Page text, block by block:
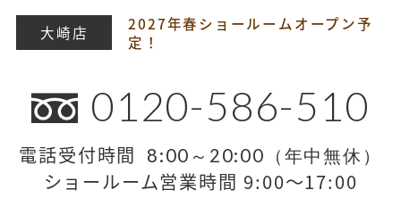
大崎店
2027年春ショールームオープン予
定！
0120-586-510
電話受付時間 8:00～20:00（年中無休）
ショールーム営業時間 9:00～17:00